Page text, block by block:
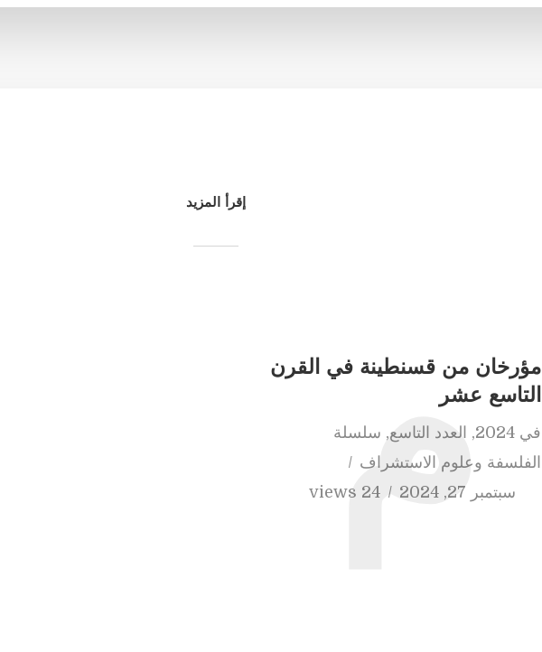
إقرأ المزيد
مؤرخان من قسنطينة في القرن
التاسع عشر
في 2024
, العدد التاسع, سلسلة
الفلسفة وعلوم الاستشراف
سبتمبر 27, 2024
24 views
م